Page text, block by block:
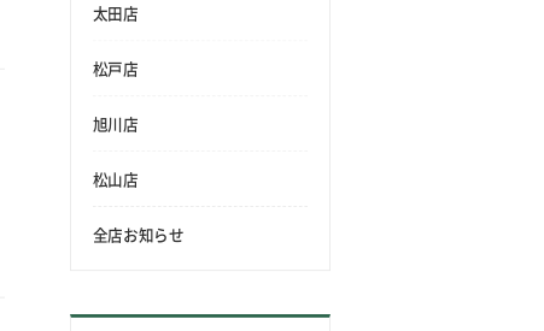
太田店
松戸店
旭川店
松山店
全店お知らせ